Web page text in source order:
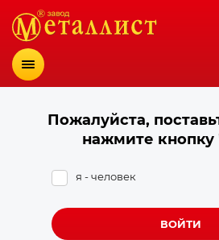
Меню
Пожалуйста,
нажмите кнопку
я - человек
ВОЙТИ